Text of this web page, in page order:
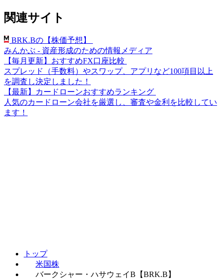
関連サイト
BRK.Bの【株価予想】
みんかぶ - 資産形成のための情報メディア
【毎月更新】おすすめFX口座比較
スプレッド（手数料）やスワップ、アプリなど100項目以上
を調査し決定しました！
【最新】カードローンおすすめランキング
人気のカードローン会社を厳選し、審査や金利を比較してい
ます！
トップ
米国株
バークシャー・ハサウェイB【BRK.B】